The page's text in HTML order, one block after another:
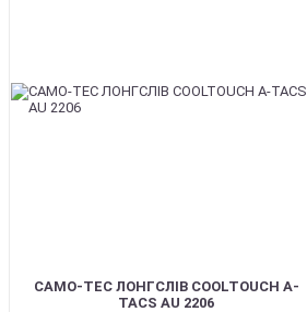
CAMO-TEC ЛОНГСЛІВ COOLTOUCH A-
TACS AU 2206